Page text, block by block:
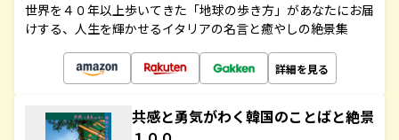
世界を４０年以上歩いてきた「地球の歩き方」があなたにお届
けする、人生を輝かせるイタリアの名言と癒やしの絶景集
詳細を見る
共感と勇気がわく韓国のことばと絶景